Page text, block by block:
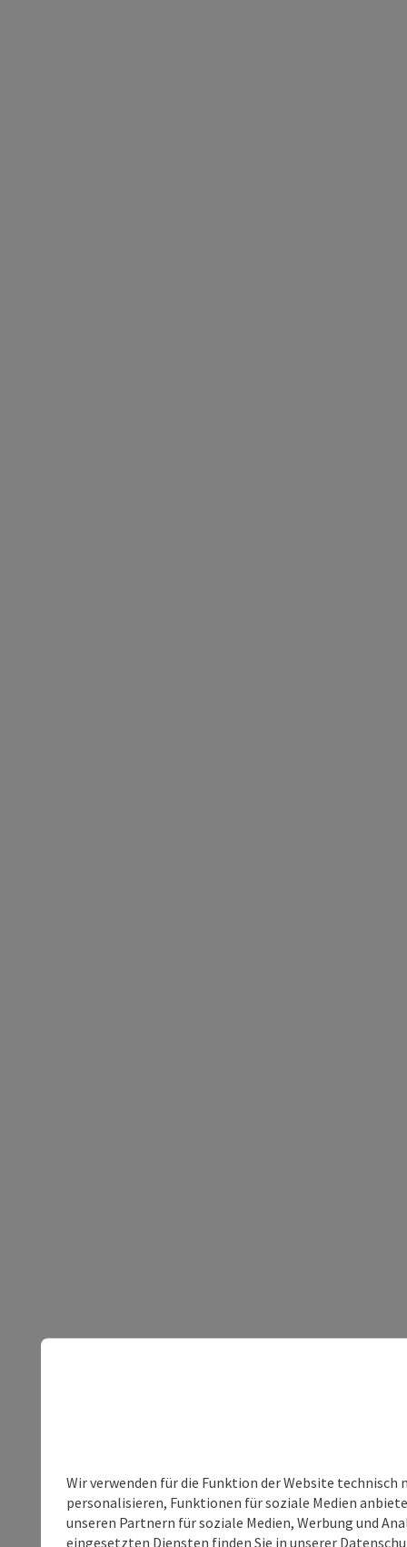
Wir verwenden für die Funktion der Website
personalisieren, Funktionen für soziale Medien
unseren Partnern für soziale Medien, Werbung und
eingesetzten Diensten finden Sie in unserer